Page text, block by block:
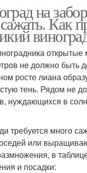
на
Как
открытые
не должно быть
росте лиана
тень. Рядом не
нуждающихся в
требуется много
или
в
и посадки: